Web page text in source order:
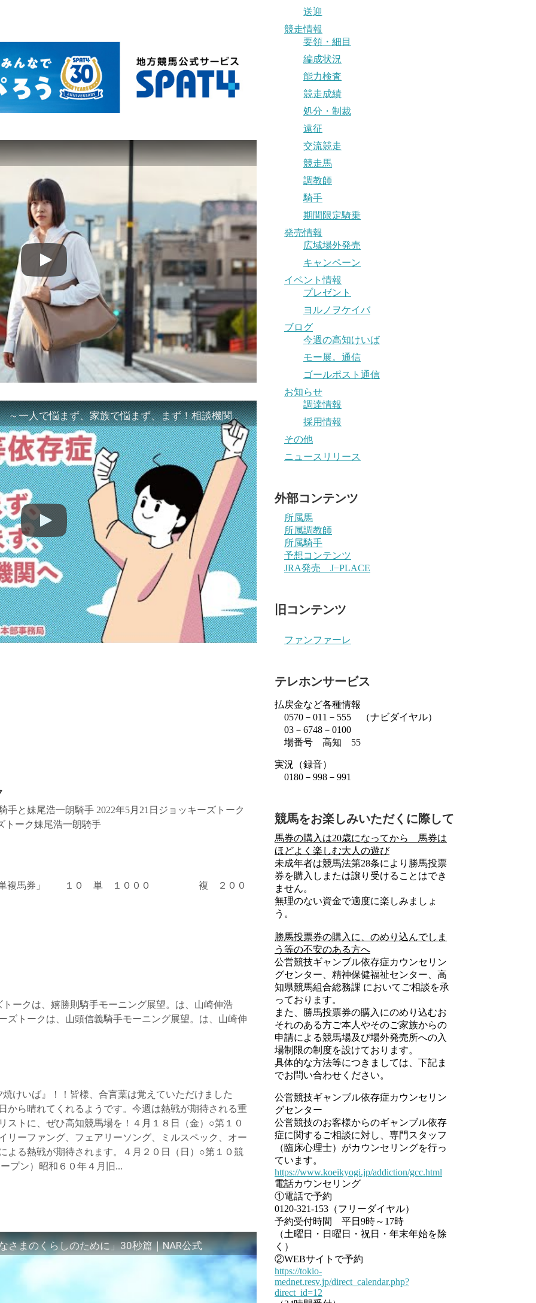
「ギャンブル等依存症対策啓発動画 ～一人で悩まず、家族で悩まず、まず！相談機関へ～」
と妹尾浩一朗騎手 2022年5月21日ジョッキーズトーク
トーク妹尾浩一朗騎手
国の単複馬券」 １０ 単 １０００ 複 ２００
ークは、嬉勝則騎手モーニング展望。は、山崎伸浩
ズトークは、山頭信義騎手モーニング展望。は、山崎伸
けいば』！！皆様、合言葉は覚えていただけました
から晴れてくれるようです。今週は熱戦が期待される重
ストに、ぜひ高知競馬場を！４月１８日（金）○第１０
ーファング、フェアリーソング、ミルスペック、オー
よる熱戦が期待されます。４月２０日（日）○第１０競
プン）昭和６０年４月旧...
さまのくらしのために」30秒篇｜NAR公式
送迎
競走情報
要領・細目
編成状況
能力検査
競走成績
処分・制裁
遠征
交流競走
競走馬
調教師
騎手
期間限定騎乗
発売情報
広域場外発売
キャンペーン
イベント情報
プレゼント
ヨルノヲケイバ
ブログ
今週の高知けいば
モー展。通信
ゴールポスト通信
お知らせ
調達情報
採用情報
その他
ニュースリリース
外部コンテンツ
所属馬
所属調教師
所属騎手
予想コンテンツ
JRA発売 J−PLACE
旧コンテンツ
ファンファーレ
テレホンサービス
払戻金など各種情報
0570－011－555 （ナビダイヤル）
03－6748－0100
場番号 高知 55
実況（録音）
0180－998－991
競馬をお楽しみいただくに際して
馬券の購入は20歳になってから 馬券は
ほどよく楽しむ大人の遊び
未成年者は競馬法第28条により勝馬投票
券を購入しまたは譲り受けることはでき
ません。
無理のない資金で適度に楽しみましょ
う。
勝馬投票券の購入に、のめり込んでしま
う等の不安のある方へ
公営競技ギャンブル依存症カウンセリン
グセンター、精神保健福祉センター、高
知県競馬組合総務課 においてご相談を承
っております。
また、勝馬投票券の購入にのめり込むお
それのある方ご本人やそのご家族からの
申請による競馬場及び場外発売所への入
場制限の制度を設けております。
具体的な方法等につきましては、下記ま
でお問い合わせください。
公営競技ギャンブル依存症カウンセリン
グセンター
公営競技のお客様からのギャンブル依存
症に関するご相談に対し、専門スタッフ
（臨床心理士）がカウンセリングを行っ
ています。
https://www.koeikyogi.jp/addiction/gcc.html
電話カウンセリング
①電話で予約
0120-321-153（フリーダイヤル）
予約受付時間 平日9時～17時
（土曜日・日曜日・祝日・年末年始を除
く）
②WEBサイトで予約
https://tokio-
mednet.resv.jp/direct_calendar.php?
direct_id=12